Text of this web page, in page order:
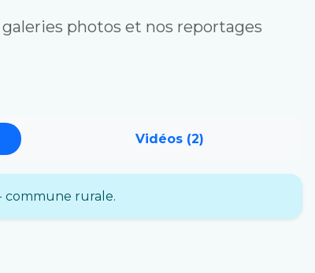
photos et nos reportages
Vidéos (2)
commune rurale.